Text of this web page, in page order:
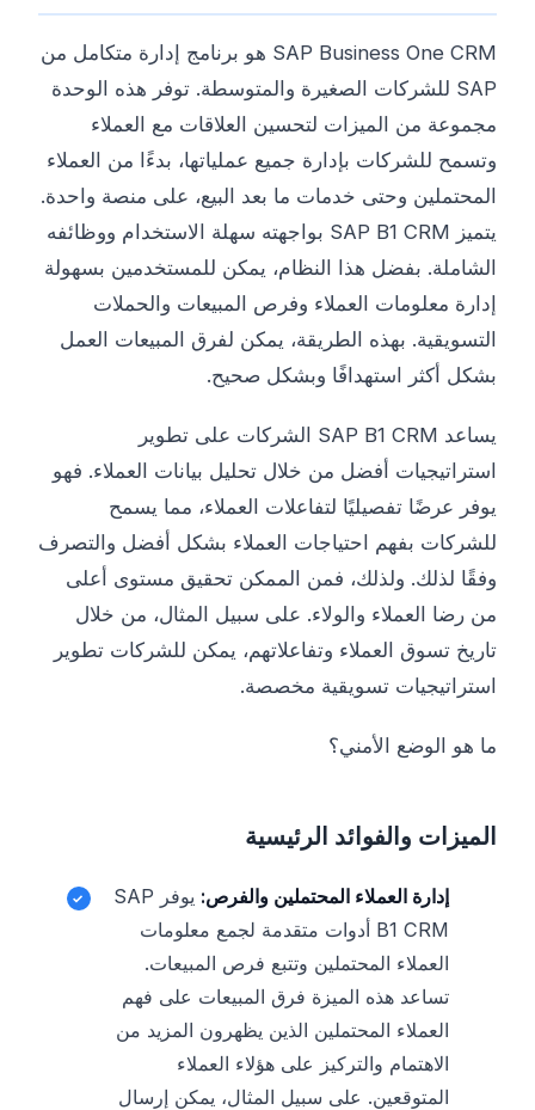
SAP Business One CRM هو برنامج إدارة متكامل من
SAP للشركات الصغيرة والمتوسطة. توفر هذه الوحدة
مجموعة من الميزات لتحسين العلاقات مع العملاء
وتسمح للشركات بإدارة جميع عملياتها، بدءًا من العملاء
المحتملين وحتى خدمات ما بعد البيع، على منصة واحدة.
يتميز SAP B1 CRM بواجهته سهلة الاستخدام ووظائفه
الشاملة. بفضل هذا النظام، يمكن للمستخدمين بسهولة
إدارة معلومات العملاء وفرص المبيعات والحملات
التسويقية. بهذه الطريقة، يمكن لفرق المبيعات العمل
بشكل أكثر استهدافًا وبشكل صحيح.
يساعد SAP B1 CRM الشركات على تطوير
استراتيجيات أفضل من خلال تحليل بيانات العملاء. فهو
يوفر عرضًا تفصيليًا لتفاعلات العملاء، مما يسمح
للشركات بفهم احتياجات العملاء بشكل أفضل والتصرف
وفقًا لذلك. ولذلك، فمن الممكن تحقيق مستوى أعلى
من رضا العملاء والولاء. على سبيل المثال، من خلال
تاريخ تسوق العملاء وتفاعلاتهم، يمكن للشركات تطوير
استراتيجيات تسويقية مخصصة.
ما هو الوضع الأمني؟
الميزات والفوائد الرئيسية
إدارة العملاء المحتملين والفرص:
يوفر SAP
B1 CRM أدوات متقدمة لجمع معلومات
العملاء المحتملين وتتبع فرص المبيعات.
تساعد هذه الميزة فرق المبيعات على فهم
العملاء المحتملين الذين يظهرون المزيد من
الاهتمام والتركيز على هؤلاء العملاء
المتوقعين. على سبيل المثال، يمكن إرسال